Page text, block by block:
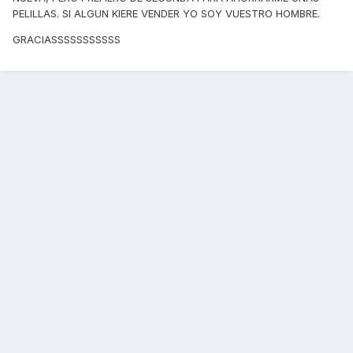
PELILLAS. SI ALGUN KIERE VENDER YO SOY VUESTRO HOMBRE.
GRACIASSSSSSSSSSS